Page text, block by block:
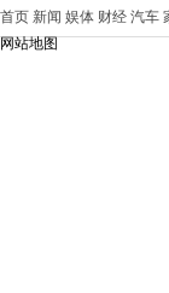
首页 新闻 娱体 财经 汽车
网站地图